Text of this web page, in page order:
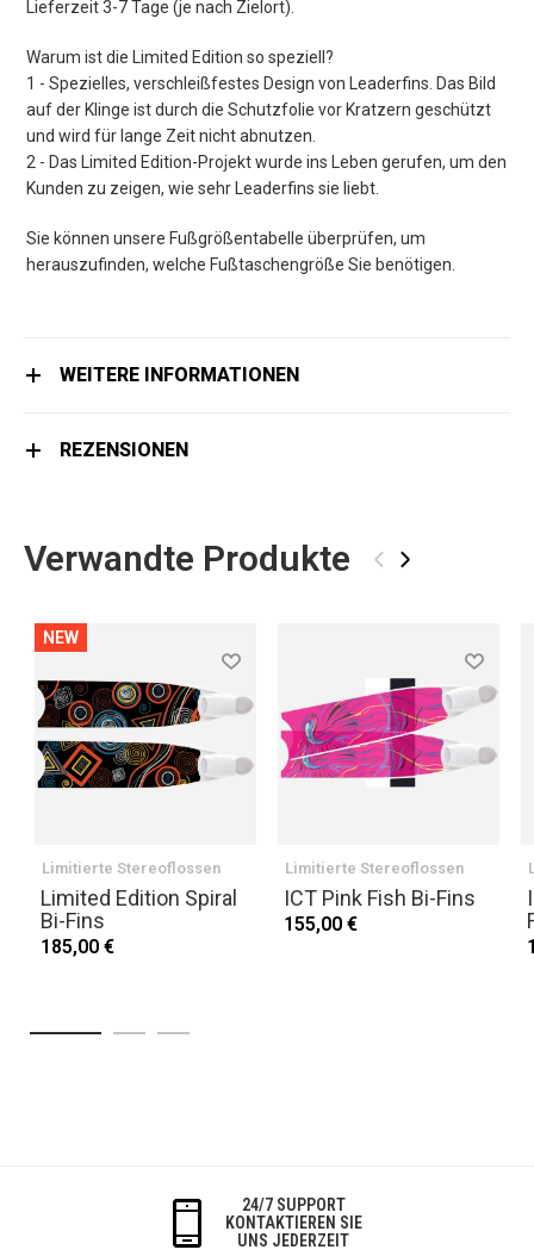
Lieferzeit 3-7 Tage (je nach Zielort).
Warum ist die Limited Edition so speziell?
1 - Spezielles, verschleißfestes Design von Leaderfins. Das Bild
auf der Klinge ist durch die Schutzfolie vor Kratzern geschützt
und wird für lange Zeit nicht abnutzen.
2 - Das Limited Edition-Projekt wurde ins Leben gerufen, um den
Kunden zu zeigen, wie sehr Leaderfins sie liebt.
Sie können unsere Fußgrößentabelle überprüfen, um
herauszufinden, welche Fußtaschengröße Sie benötigen.
WEITERE INFORMATIONEN
REZENSIONEN
Verwandte Produkte ‹ ›
NEW
Limitierte Stereoflossen
Limited Edition Spiral
Bi-Fins
185,00 €
Limitierte Stereoflossen
ICT Pink Fish Bi-Fins
155,00 €
24/7 SUPPORT
KONTAKTIEREN SIE
UNS JEDERZEIT